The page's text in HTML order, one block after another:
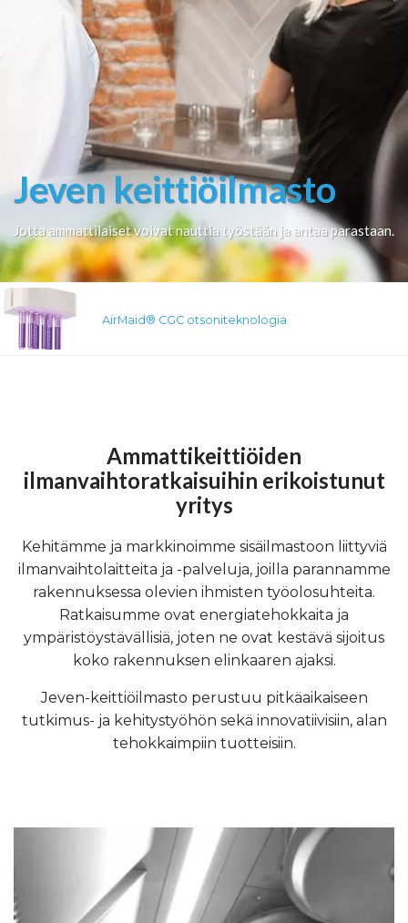
Jeven keittiöilmasto
Jotta ammattilaiset voivat nauttia työstään ja antaa parastaan.
AirMaid® CGC otsoniteknologia
Ammattikeittiöiden
ilmanvaihtoratkaisuihin erikoistunut
yritys
Kehitämme ja markkinoimme sisäilmastoon liittyviä
ilmanvaihtolaitteita ja -palveluja, joilla parannamme
rakennuksessa olevien ihmisten työolosuhteita.
Ratkaisumme ovat energiatehokkaita ja
ympäristöystävällisiä, joten ne ovat kestävä sijoitus
koko rakennuksen elinkaaren ajaksi.
Jeven-keittiöilmasto perustuu pitkäaikaiseen
tutkimus- ja kehitystyöhön sekä innovatiivisiin, alan
tehokkaimpiin tuotteisiin.